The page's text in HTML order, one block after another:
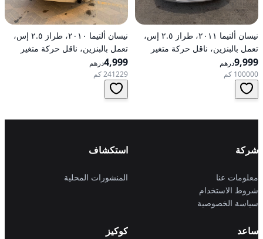
نيسان ألتيما ٢٠١١، طراز ٢.٥ إس،
تعمل بالبنزين، ناقل حركة متغير
مستمر (CVT)، دفع أمامي
9,999درهم
100000 كم
نيسان ألتيما ٢٠١٠، طراز ٢.٥ إس،
تعمل بالبنزين، ناقل حركة متغير
مستمر (CVT)، دفع أمامي
4,999درهم
241229 كم
شركة
معلومات عنا
شروط الاستخدام
سياسة الخصوصية
استكشاف
المنشورات المحلية
ساعد كوكيز